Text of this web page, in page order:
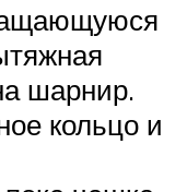
шарнир.
кольцо и